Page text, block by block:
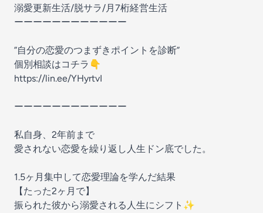
溺愛更新生活/脱サラ/月7桁経営生活
ーーーーーーーーーーーー
”自分の恋愛のつまずきポイントを診断”
個別相談はコチラ👇
https://lin.ee/YHyrtvI
ーーーーーーーーーーーー
私自身、2年前まで
愛されない恋愛を繰り返し人生ドン底でした。
1.5ヶ月集中して恋愛理論を学んだ結果
【たった2ヶ月で】
振られた彼から溺愛される人生にシフト✨